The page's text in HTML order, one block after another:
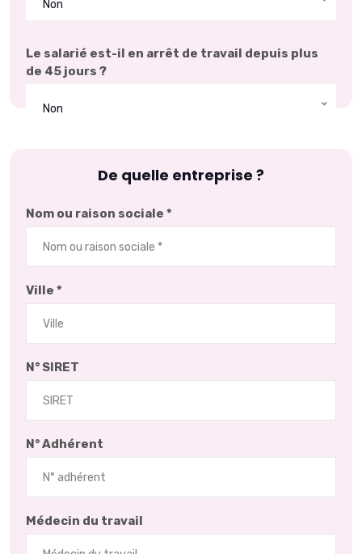
Non
Le salarié est-il en arrêt de travail depuis plus
de 45 jours ?
Non
De quelle entreprise ?
Nom ou raison sociale *
Ville *
N° SIRET
N° Adhérent
Médecin du travail